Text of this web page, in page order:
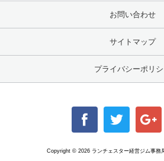
お問い合わせ
サイトマップ
プライバシーポリ
Copyright © 2026 ランチェスター経営ジム事